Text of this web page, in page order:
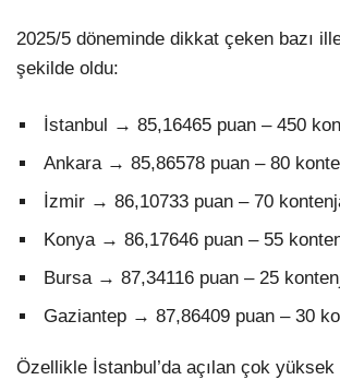
2025/5 döneminde dikkat çeken bazı
şekilde oldu:
İstanbul → 85,16465 puan – 450
Ankara → 85,86578 puan – 80
İzmir → 86,10733 puan – 70
Konya → 86,17646 puan – 55
Bursa → 87,34116 puan – 25
Gaziantep → 87,86409 puan – 30
Özellikle İstanbul’da açılan çok